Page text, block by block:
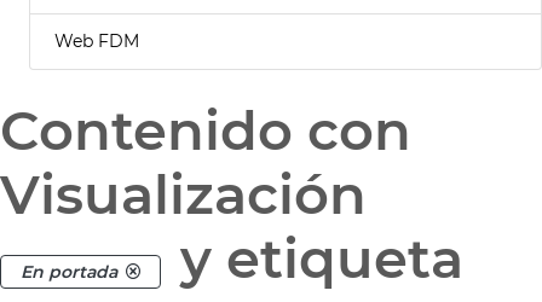
Web FDM
Contenido con
Visualización
En portada y etiqueta